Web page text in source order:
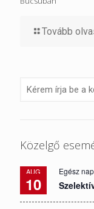
Tovább
Közelgő
AUG
10
Egész nap